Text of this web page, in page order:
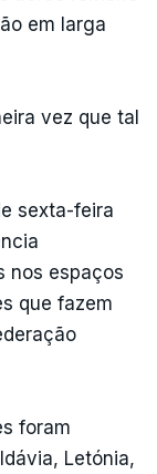
em larga
vez que tal
sexta-feira
nos espaços
que fazem
foram
Letónia,